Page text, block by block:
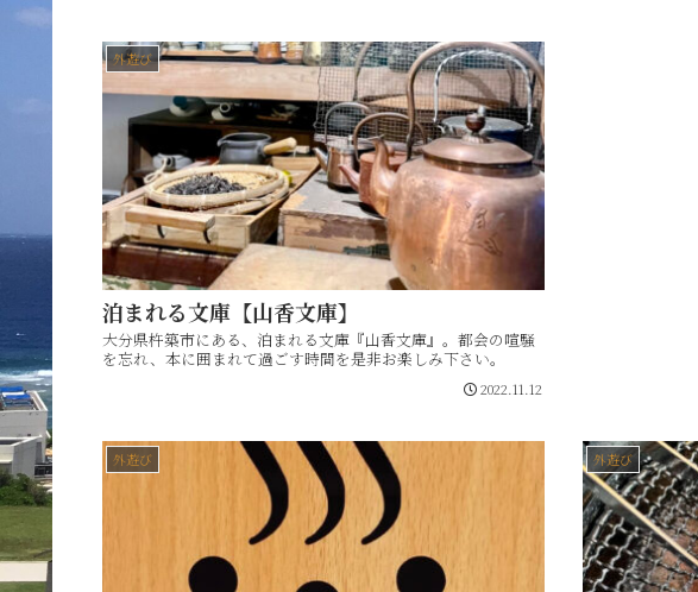
外遊び
泊まれる文庫【山香文庫】
大分県杵築市にある、泊まれる文庫『山香文庫』。都会の喧騒
を忘れ、本に囲まれて過ごす時間を是非お楽しみ下さい。
2022.11.12
外遊び 外遊び